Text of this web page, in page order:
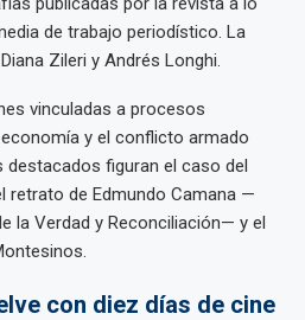
de trabajo periodístico. La
Zileri y Andrés Longhi.
vinculadas a procesos
y el conflicto armado
figuran el caso del
retrato de Edmundo Camana —
la Verdad y Reconciliación— y el
con diez días de cine